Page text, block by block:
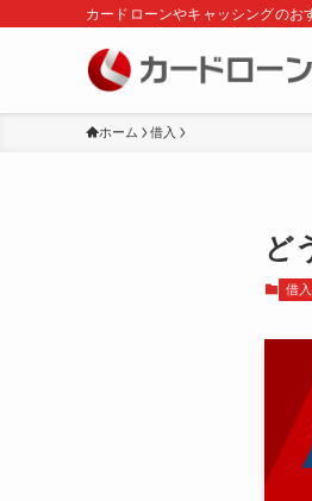
カードローンやキャッシングのお
ホーム 借入
ど
借入